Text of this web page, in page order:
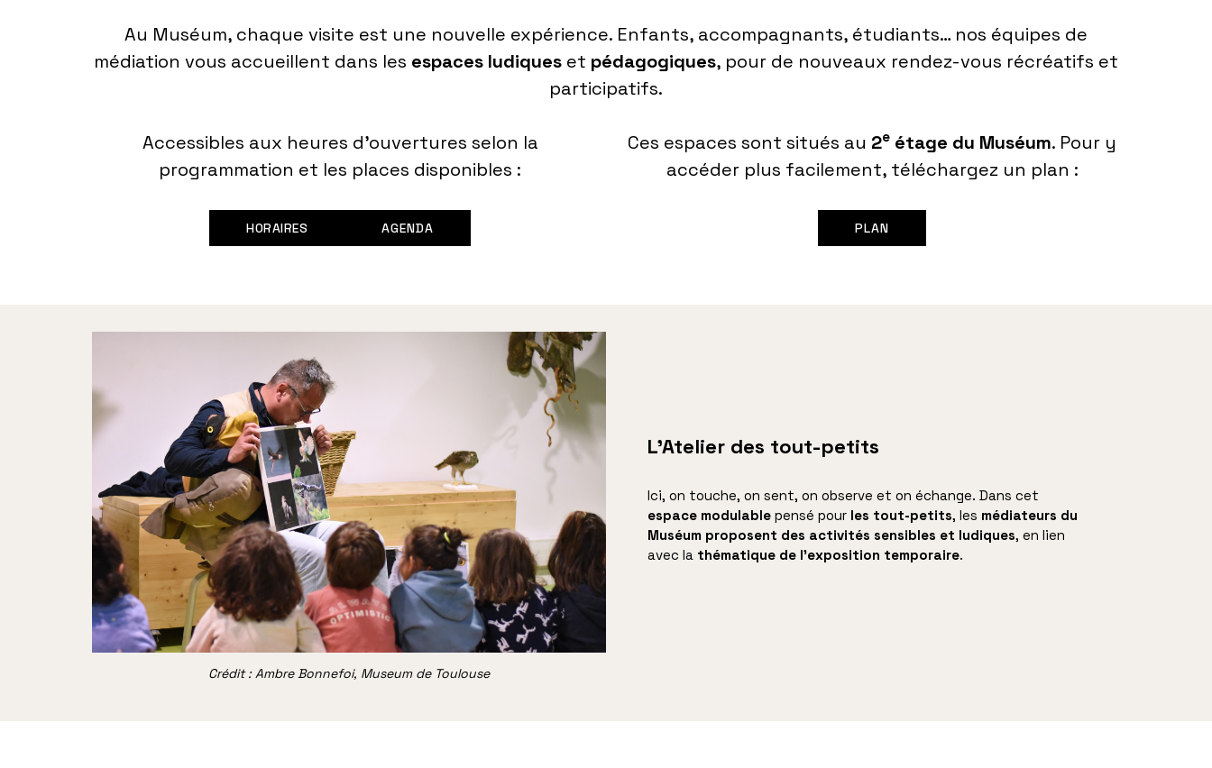
Au Muséum, chaque visite est une nouvelle expérience. Enfants, accompagnants, étudiants… nos équipes de
médiation vous accueillent dans les espaces ludiques et pédagogiques, pour de nouveaux rendez-vous récréatifs et
participatifs.
Accessibles aux heures d’ouvertures selon la
programmation et les places disponibles :
HORAIRES AGENDA
Ces espaces sont situés au 2e étage du Muséum. Pour y
accéder plus facilement, téléchargez un plan :
PLAN
Crédit : Ambre Bonnefoi, Museum de Toulouse
L’Atelier des tout-petits
Ici, on touche, on sent, on observe et on échange. Dans cet
espace modulablepensé pour les tout-petits, les médiateurs du
Muséum proposent des activités sensibles et ludiques, en lien
avec la thématique de l’exposition temporaire.